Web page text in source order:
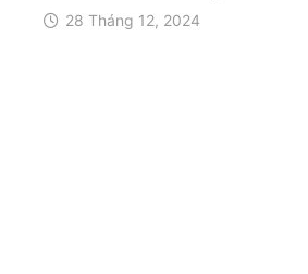
28 Tháng 12, 2024